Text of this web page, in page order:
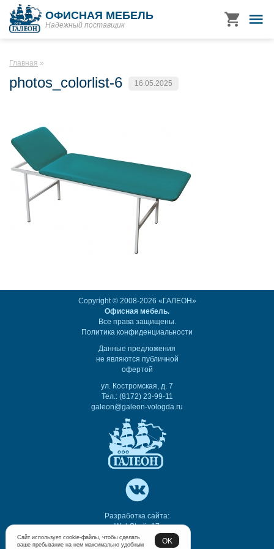
ОФИСНАЯ МЕБЕЛЬ
Надежный поставщик
Главная
photos_colorlist-6 16.05.2025
Copyright © 2008-2026 «ГАЛЕОН»
Офисная мебель.
Все права защищены.
Политика конфиденциальности
Данные предложения
не являются публичной
офертой
ул. Костромская, д. 7
Тел.: (8172) 23-99-11
galeon@galeon-vologda.ru
Разработка сайта:
WebStudio17
Сайт использует cookie-файлы, чтобы сделать
ваше пребывание на нем максимально удобным
OK